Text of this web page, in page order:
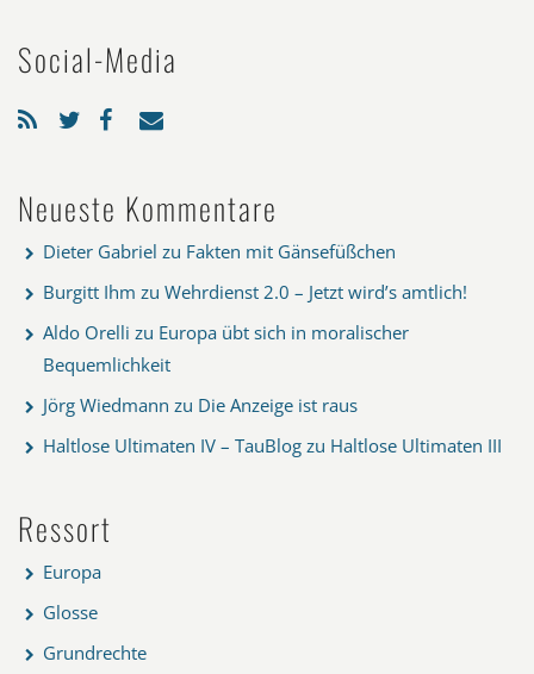
Social-Media
Neueste Kommentare
Dieter Gabriel zu Fakten mit Gänsefüßchen
Burgitt Ihm zu Wehrdienst 2.0 – Jetzt wird’s amtlich!
Aldo Orelli zu Europa übt sich in moralischer
Bequemlichkeit
Jörg Wiedmann zu Die Anzeige ist raus
Haltlose Ultimaten IV – TauBlog zu Haltlose Ultimaten III
Ressort
Europa
Glosse
Grundrechte